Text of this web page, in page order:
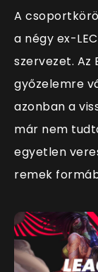
A
a négy ex-
szervezet. Az
győzelemre
azonban a
már nem
egyetlen
remek